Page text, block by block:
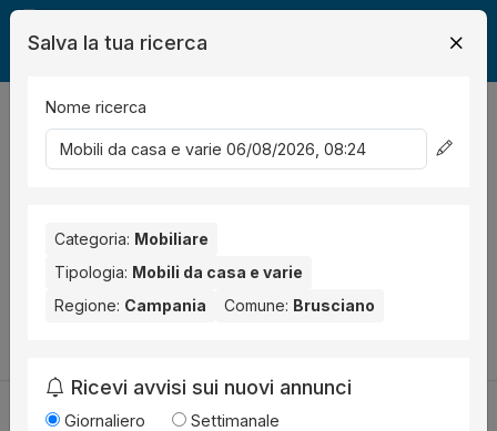
Legalmente Mobili
risultati Ordina per
Nessun risultato per la Provincia selezionata:
Prova a modificare i parametri di ricerca:
Salva la tua ricerca
Nome ricerca
Categoria: Mobiliare
Tipologia: Mobili da casa e varie
Regione: Campania Comune: Brusciano
Ricevi avvisi sui nuovi annunci
Giornaliero Settimanale